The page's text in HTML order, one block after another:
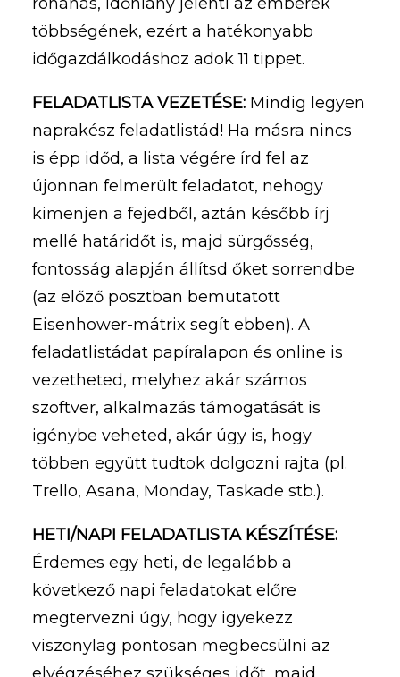
rohanás, időhiány jelenti az emberek
többségének, ezért a hatékonyabb
időgazdálkodáshoz adok 11 tippet.
FELADATLISTA VEZETÉSE: Mindig legyen
naprakész feladatlistád! Ha másra nincs
is épp időd, a lista végére írd fel az
újonnan felmerült feladatot, nehogy
kimenjen a fejedből, aztán később írj
mellé határidőt is, majd sürgősség,
fontosság alapján állítsd őket sorrendbe
(az előző posztban bemutatott
Eisenhower-mátrix segít ebben). A
feladatlistádat papíralapon és online is
vezetheted, melyhez akár számos
szoftver, alkalmazás támogatását is
igénybe veheted, akár úgy is, hogy
többen együtt tudtok dolgozni rajta (pl.
Trello, Asana, Monday, Taskade stb.).
HETI/NAPI FELADATLISTA KÉSZÍTÉSE:
Érdemes egy heti, de legalább a
következő napi feladatokat előre
megtervezni úgy, hogy igyekezz
viszonylag pontosan megbecsülni az